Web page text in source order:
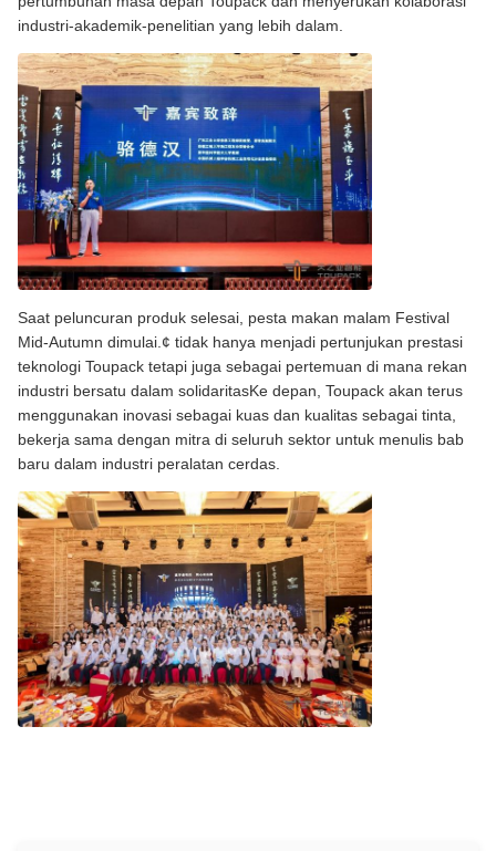
industri-akademik-penelitian yang lebih dalam.
Saat peluncuran produk selesai, pesta makan malam Festival
Mid-Autumn dimulai.¢ tidak hanya menjadi pertunjukan prestasi
teknologi Toupack tetapi juga sebagai pertemuan di mana rekan
industri bersatu dalam solidaritasKe depan, Toupack akan terus
menggunakan inovasi sebagai kuas dan kualitas sebagai tinta,
bekerja sama dengan mitra di seluruh sektor untuk menulis bab
baru dalam industri peralatan cerdas.